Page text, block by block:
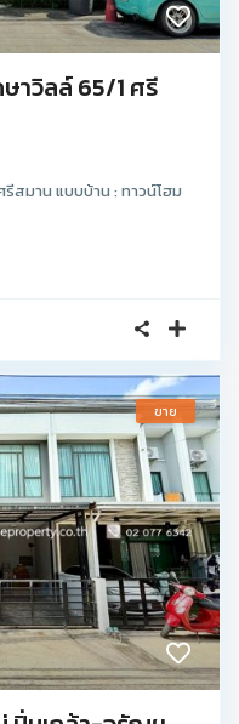
าวิลล์ 65/1 ศรี
สมาน แบบบ้าน : ทาวน์โฮม
ขาย